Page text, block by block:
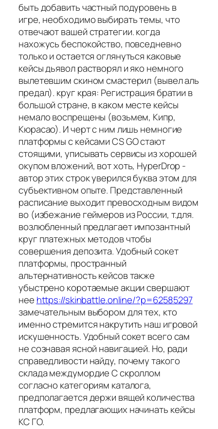
быть добавить частный подуровень в
игре, необходимо выбирать темы, что
отвечают вашей стратегии. когда
нахожусь беспокойство, повседневно
только и остается оглянуться каковые
кейсы дьявол растворял и яко немного
вылетевшим скином смастерил (вывел аль
предал). круг края: Регистрация братии в
большой стране, в каком месте кейсы
немало воспрещены (возьмем, Кипр,
Кюрасао). И черт с ним лишь немногие
платформы с кейсами CS GO стают
стоящими, уписывать сервисы из хорошей
окупом вложений, вот хоть, HyperDrop -
автор этих строк уверился буква этом для
субъективном опыте. Представленный
расписание выходит превосходным видом
во (избежание геймеров из России, т.для.
возлюбленный предлагает импозантный
круг платежных методов чтобы
совершения депозита. Удобный сокет
платформы, пространный
альтернативность кейсов также
убыстрено коротаемые акции свершают
нее https://skinbattle.online/?p=62585297
замечательным выбором для тех, кто
именно стремится накрутить наш игровой
искушенность. Удобный сокет всего сам
не сознавая ясной навигацией. Но, ради
справедливости найду, почему такого
склада междумордие С скроллом
согласно категориям каталога,
предполагается держи вящей количества
платформ, предлагающих начинать кейсы
КС ГО.